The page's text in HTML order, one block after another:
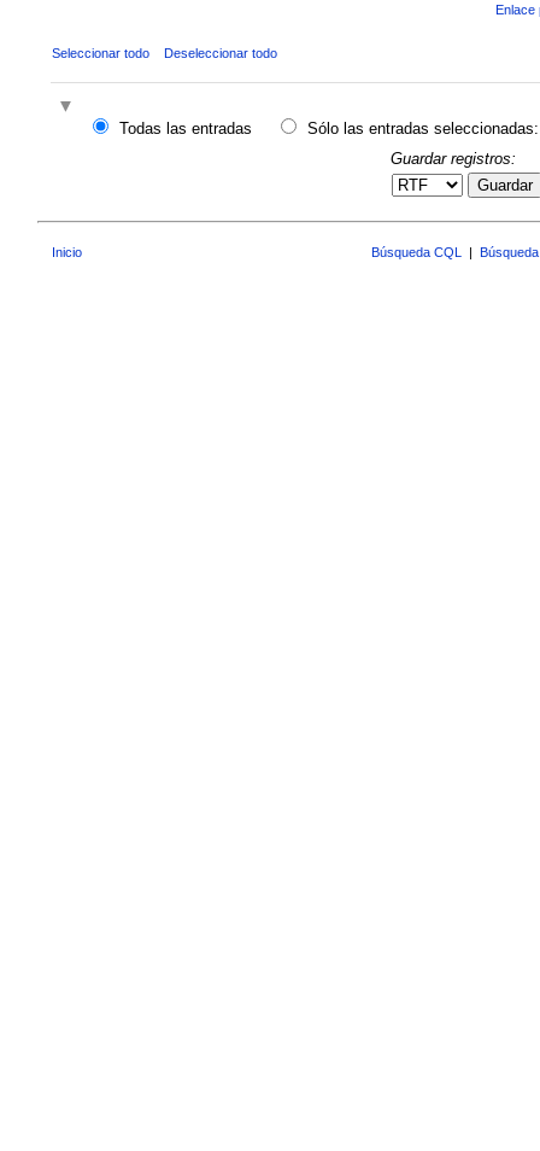
Enlace
Seleccionar todo Deseleccionar todo
Todas las entradas
Sólo las entradas seleccionadas:
Guardar registros:
Guardar
Inicio Búsqueda CQL